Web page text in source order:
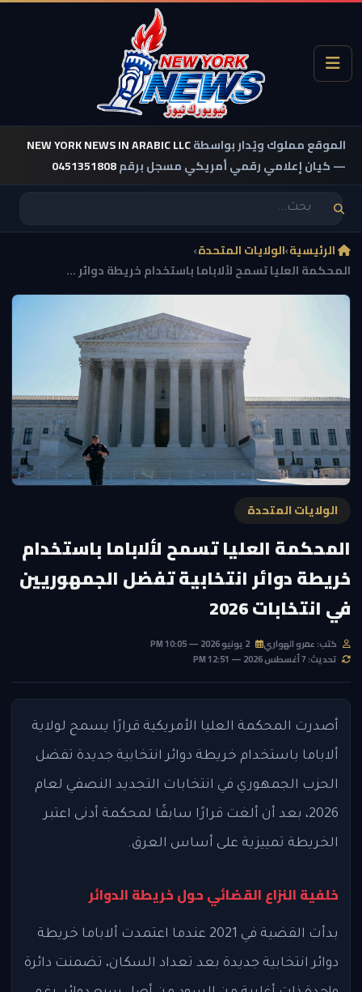
الموقع مملوك ويُدار بواسطةNEW YORK NEWS IN ARABIC LLC
— كيان إعلامي رقمي أمريكي مسجل برقم0451351808
الرئيسية›الولايات المتحدة›
المحكمة العليا تسمح لألاباما باستخدام خريطة دوائر ...
الولايات المتحدة
المحكمة العليا تسمح لألاباما باستخدام
خريطة دوائر انتخابية تفضل الجمهوريين
في انتخابات 2026
كتب: عمرو الهواري
تحديث: 7 أغسطس 2026 — 12:51 PM
أصدرت المحكمة العليا الأمريكية قرارًا يسمح لولاية
ألاباما باستخدام خريطة دوائر انتخابية جديدة تفضل
الحزب الجمهوري في انتخابات التجديد النصفي لعام
2026، بعد أن ألغت قرارًا سابقًا لمحكمة أدنى اعتبر
الخريطة تمييزية على أساس العرق.
خلفية النزاع القضائي حول خريطة الدوائر
بدأت القضية في 2021 عندما اعتمدت ألاباما خريطة
دوائر انتخابية جديدة بعد تعداد السكان، تضمنت دائرة